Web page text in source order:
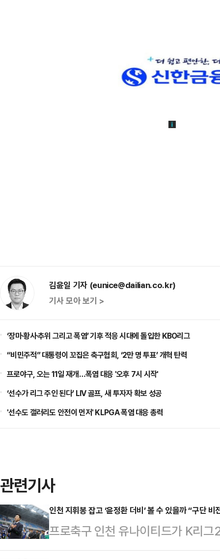
김윤일 기자 (eunice@dailian.co.kr)
기사 모아 보기 >
‘장마·황사·추위 그리고 폭염’ 기후 적응 시대에 돌입한 KBO리그
“비민주적” 대통령이 꼬집은 축구협회, ‘2만 명 투표’ 개혁 탄력
프로야구, 오는 11일 재개…폭염 대응 '오후 7시 시작'
‘선수가 리그 주인 된다’ LIV 골프, 새 투자자 확보 성공
'선수도 갤러리도 안전이 먼저' KLPGA 폭염 대응 총력
관련기사
인천 지휘봉 잡고 ‘윤정환 더비’ 볼 수 있을까 “구단 비
프로축구 인천 유나이티드가 K리
만에 다시 승격하면서 K리그1의 내